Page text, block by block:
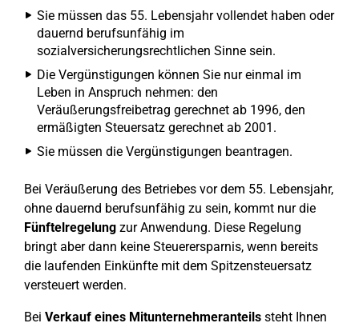
Sie müssen das 55. Lebensjahr vollendet haben oder
dauernd berufsunfähig im
sozialversicherungsrechtlichen Sinne sein.
Die Vergünstigungen können Sie nur einmal im
Leben in Anspruch nehmen: den
Veräußerungsfreibetrag gerechnet ab 1996, den
ermäßigten Steuersatz gerechnet ab 2001.
Sie müssen die Vergünstigungen beantragen.
Bei Veräußerung des Betriebes vor dem 55. Lebensjahr,
ohne dauernd berufsunfähig zu sein, kommt nur die
Fünftelregelung zur Anwendung. Diese Regelung
bringt aber dann keine Steuerersparnis, wenn bereits
die laufenden Einkünfte mit dem Spitzensteuersatz
versteuert werden.
Bei Verkauf eines Mitunternehmeranteils steht Ihnen